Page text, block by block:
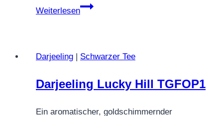
Weiterlesen
China
Rot
Darjeeling | Schwarzer Tee
Darjeeling Lucky Hill TGFOP1
Ein aromatischer, goldschimmernder